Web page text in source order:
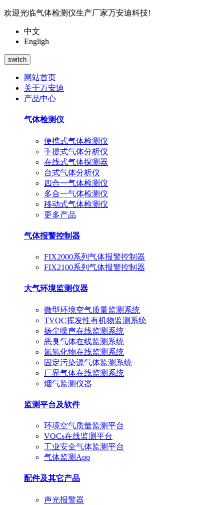
欢迎光临气体检测仪生产厂家万安迪科技!
中文
Engligh
switch
网站首页
关于万安迪
产品中心
气体检测仪
便携式气体检测仪
手提式气体分析仪
在线式气体探测器
台式气体分析仪
四合一气体检测仪
多合一气体检测仪
移动式气体检测仪
更多产品
气体报警控制器
FIX2000系列气体报警控制器
FIX2100系列气体报警控制器
大气环境监测仪器
微型环境空气质量监测系统
TVOC挥发性有机物监测系统
扬尘噪声在线监测系统
恶臭气体在线监测系统
氮氧化物在线监测系统
固定污染源气体监测系统
厂界气体在线监测系统
烟气监测仪器
监测平台及软件
环境空气质量监测平台
VOCs在线监测平台
工业安全气体监测平台
气体监测App
配件及其它产品
声光报警器